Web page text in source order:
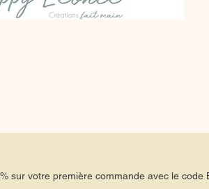
sur votre première commande avec le code